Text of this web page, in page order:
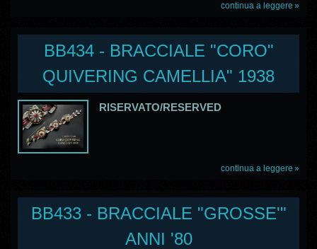
continua a leggere
BB434 - BRACCIALE "CORO"
QUIVERING CAMELLIA" 1938
RISERVATO/RESERVED
continua a leggere
BB433 - BRACCIALE "GROSSE'"
ANNI '80